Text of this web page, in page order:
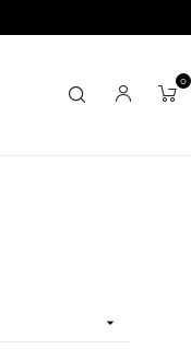
0
